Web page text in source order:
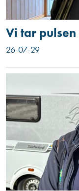
Vi tar
26-07-29